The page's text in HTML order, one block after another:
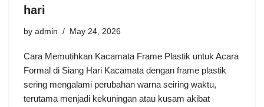
hari
by admin May 24, 2026
Cara Memutihkan Kacamata Frame Plastik untuk Acara
Formal di Siang Hari Kacamata dengan frame plastik
sering mengalami perubahan warna seiring waktu,
terutama menjadi kekuningan atau kusam akibat